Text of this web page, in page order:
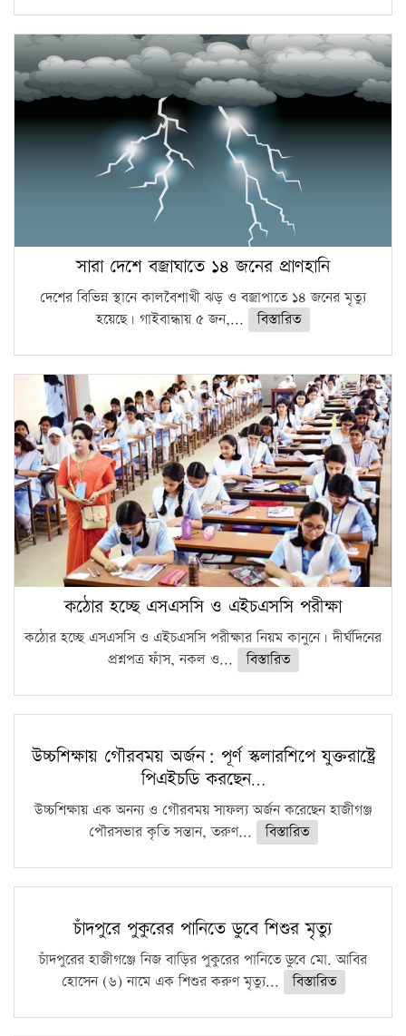
সারা দেশে বজ্রাঘাতে ১৪ জনের প্রাণহানি
দেশের বিভিন্ন স্থানে কালবৈশাখী ঝড় ও বজ্রাপাতে ১৪ জনের মৃত্যু
হয়েছে। গাইবান্ধায় ৫ জন,...
বিস্তারিত
কঠোর হচ্ছে এসএসসি ও এইচএসসি পরীক্ষা
কঠোর হচ্ছে এসএসসি ও এইচএসসি পরীক্ষার নিয়ম কানুনে। দীর্ঘদিনের
প্রশ্নপত্র ফাঁস, নকল ও...
বিস্তারিত
উচ্চশিক্ষায় গৌরবময় অর্জন: পূর্ণ স্কলারশিপে যুক্তরাষ্ট্রে
পিএইচডি করছেন…
উচ্চশিক্ষায় এক অনন্য ও গৌরবময় সাফল্য অর্জন করেছেন হাজীগঞ্জ
পৌরসভার কৃতি সন্তান, তরুণ...
বিস্তারিত
চাঁদপুরে পুকুরের পানিতে ডুবে শিশুর মৃত্যু
চাঁদপুরের হাজীগঞ্জে নিজ বাড়ির পুকুরের পানিতে ডুবে মো. আবির
হোসেন (৬) নামে এক শিশুর করুণ মৃত্যু...
বিস্তারিত